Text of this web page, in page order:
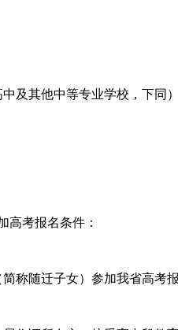
及其他中等专业学校，下同
高考报名条件：
称随迁子女）参加我省高考